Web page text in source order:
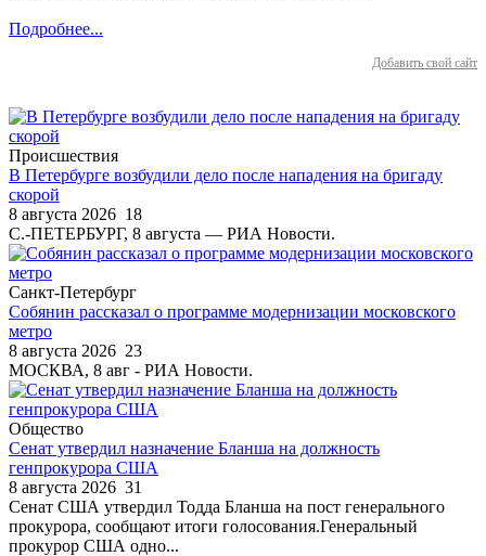
Подробнее...
Добавить свой сайт
Происшествия
В Петербурге возбудили дело после нападения на бригаду
скорой
8 августа 2026 18
С.-ПЕТЕРБУРГ, 8 августа — РИА Новости.
Санкт-Петербург
Собянин рассказал о программе модернизации московского
метро
8 августа 2026 23
МОСКВА, 8 авг - РИА Новости.
Общество
Сенат утвердил назначение Бланша на должность
генпрокурора США
8 августа 2026 31
Сенат США утвердил Тодда Бланша на пост генерального
прокурора, сообщают итоги голосования.Генеральный
прокурор США одно...